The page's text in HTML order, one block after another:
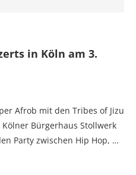
in Köln am 3.
Afrob mit den Tribes of Jizu
Bürgerhaus Stollwerk
Party zwischen Hip Hop, …